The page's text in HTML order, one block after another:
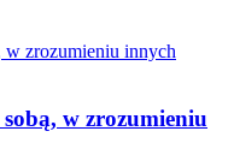
w zrozumieniu